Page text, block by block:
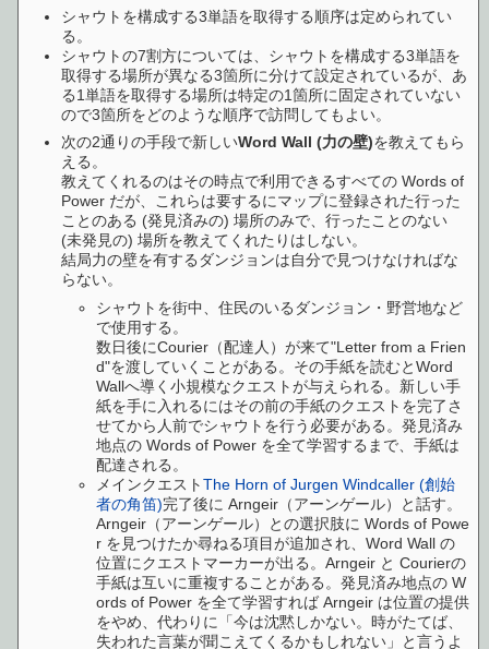
シャウトを構成する3単語を取得する順序は定められてい
る。
シャウトの7割方については、シャウトを構成する3単語を
取得する場所が異なる3箇所に分けて設定されているが、あ
る1単語を取得する場所は特定の1箇所に固定されていない
ので3箇所をどのような順序で訪問してもよい。
次の2通りの手段で新しいWord Wall (力の壁)を教えてもら
える。
教えてくれるのはその時点で利用できるすべての Words of
Power だが、これらは要するにマップに登録された行った
ことのある (発見済みの) 場所のみで、行ったことのない
(未発見の) 場所を教えてくれたりはしない。
結局力の壁を有するダンジョンは自分で見つけなければな
らない。
シャウトを街中、住民のいるダンジョン・野営地など
で使用する。
数日後にCourier（配達人）が来て"Letter from a Frien
d"を渡していくことがある。その手紙を読むとWord
Wallへ導く小規模なクエストが与えられる。新しい手
紙を手に入れるにはその前の手紙のクエストを完了さ
せてから人前でシャウトを行う必要がある。発見済み
地点の Words of Power を全て学習するまで、手紙は
配達される。
メインクエストThe Horn of Jurgen Windcaller (創始
者の角笛)完了後に Arngeir（アーンゲール）と話す。
Arngeir（アーンゲール）との選択肢に Words of Powe
r を見つけたか尋ねる項目が追加され、Word Wall の
位置にクエストマーカーが出る。Arngeir と Courierの
手紙は互いに重複することがある。発見済み地点の W
ords of Power を全て学習すれば Arngeir は位置の提供
をやめ、代わりに「今は沈黙しかない。時がたてば、
失われた言葉が聞こえてくるかもしれない」と言うよ